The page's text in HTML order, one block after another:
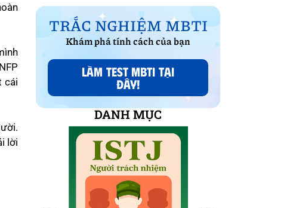
cái
lời
TRẮC NGHIỆM MBTI
Khám phá tính cách của bạn
LÀM TEST MBTI TẠI
ĐÂY!
DANH MỤC